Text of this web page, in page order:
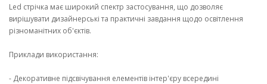
Led стрічка має широкий спектр застосування, що дозволяє
вирішувати дизайнерські та практичні завдання щодо освітлення
різноманітних об'єктів.
Приклади використання:
- Декоративне підсвічування елементів інтер'єру всередині